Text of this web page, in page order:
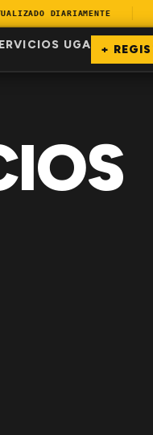
DIARIAMENTE
UGA +